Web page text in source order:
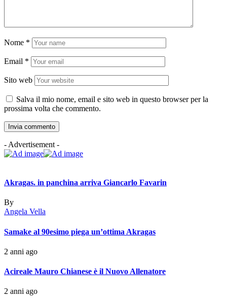
Nome *
Email *
Sito web
Salva il mio nome, email e sito web in questo browser per la
prossima volta che commento.
- Advertisement -
Akragas. in panchina arriva Giancarlo Favarin
By
Angela Vella
Samake al 90esimo piega un’ottima Akragas
2 anni ago
Acireale Mauro Chianese è il Nuovo Allenatore
2 anni ago